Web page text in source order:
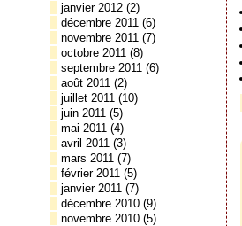
janvier 2012 (2)
décembre 2011 (6)
novembre 2011 (7)
octobre 2011 (8)
septembre 2011 (6)
août 2011 (2)
juillet 2011 (10)
juin 2011 (5)
mai 2011 (4)
avril 2011 (3)
mars 2011 (7)
février 2011 (5)
janvier 2011 (7)
décembre 2010 (9)
novembre 2010 (5)